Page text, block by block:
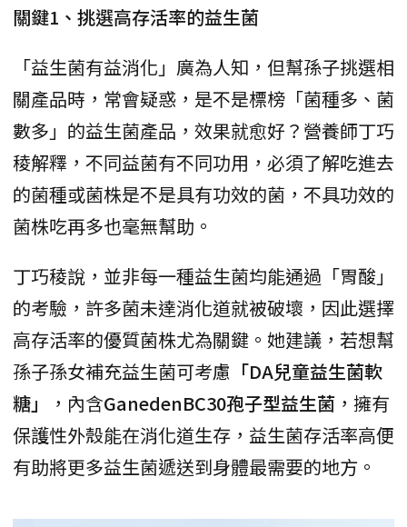
關鍵1、挑選高存活率的益生菌
「益生菌有益消化」廣為人知，但幫孫子挑選相
關產品時，常會疑惑，是不是標榜「菌種多、菌
數多」的益生菌產品，效果就愈好？營養師丁巧
稜解釋，不同益菌有不同功用，必須了解吃進去
的菌種或菌株是不是具有功效的菌，不具功效的
菌株吃再多也毫無幫助。
丁巧稜說，並非每一種益生菌均能通過「胃酸」
的考驗，許多菌未達消化道就被破壞，因此選擇
高存活率的優質菌株尤為關鍵。她建議，若想幫
孫子孫女補充益生菌可考慮 「DA兒童益生菌軟
糖」
，內含GanedenBC30孢子型益生菌 ，擁有
保護性外殼能在消化道生存，益生菌存活率高便
有助將更多益生菌遞送到身體最需要的地方。